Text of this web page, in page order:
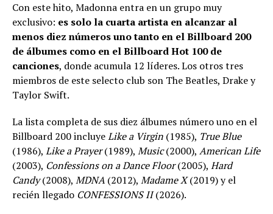
Con este hito, Madonna entra en un grupo muy
exclusivo: es solo la cuarta artista en alcanzar al
menos diez números uno tanto en el Billboard 200
de álbumes como en el Billboard Hot 100 de
canciones, donde acumula 12 líderes. Los otros tres
miembros de este selecto club son The Beatles, Drake y
Taylor Swift.
La lista completa de sus diez álbumes número uno en el
Billboard 200 incluyeLike a Virgin (1985), True Blue
(1986), Like a Prayer(1989), Music(2000), American Life
(2003), Confessions on a Dance Floor(2005), Hard
Candy(2008), MDNA (2012), Madame X(2019) y el
recién llegado CONFESSIONS II(2026).